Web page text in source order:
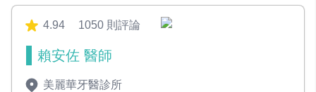
4.94 1050 則評論
賴安佐 醫師
美麗華牙醫診所